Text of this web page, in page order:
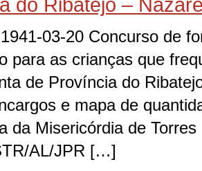
do Ribatejo –
03-20 Concurso de
para as crianças que
de Província do
e mapa de
da Misericórdia de
AL/JPR […]